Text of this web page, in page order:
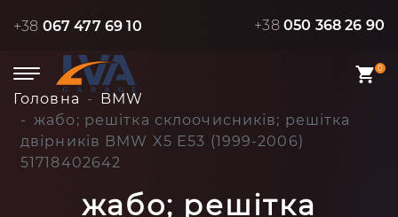
+38 067 477 69 10 +38 050 368 26 90
0
Головна
BMW
жабо; решітка склоочисників; решітка
двірників BMW X5 E53 (1999-2006)
51718402642
жабо; решітка